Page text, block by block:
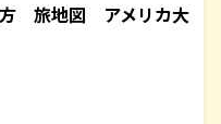
方 旅地図 アメリカ大